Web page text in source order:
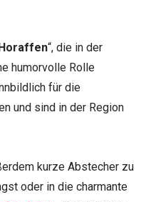
“, die in der
humorvolle Rolle
für die
und sind in der Region
kurze Abstecher zu
oder in die charmante